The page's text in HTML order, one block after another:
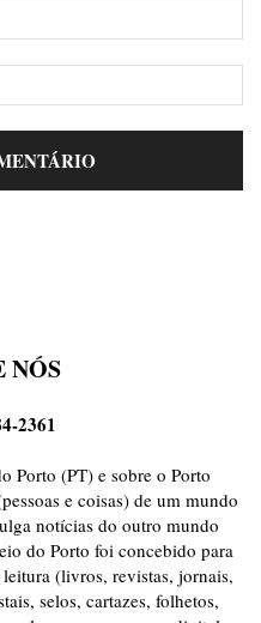
NÓS
2361
Porto (PT) e sobre o Porto
e coisas) de um mundo
notícias do outro mundo
do Porto foi concebido para
(livros, revistas, jornais,
selos, cartazes, folhetos,